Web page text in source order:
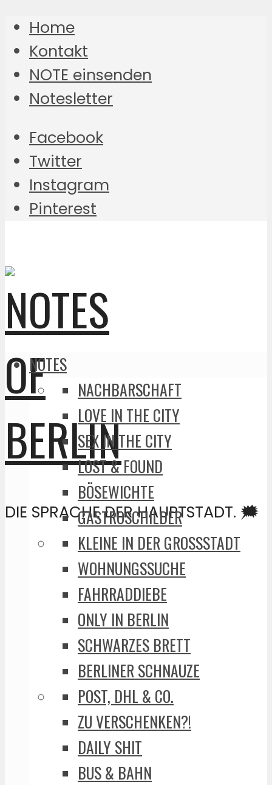
Home
Kontakt
NOTE einsenden
Notesletter
Facebook
Twitter
Instagram
Pinterest
DIE SPRACHE DER HAUPTSTADT. 🗯️
NOTES
NACHBARSCHAFT
LOVE IN THE CITY
SEX IN THE CITY
LOST & FOUND
BÖSEWICHTE
GASTROSCHILDER
KLEINE IN DER GROSSSTADT
WOHNUNGSSUCHE
FAHRRADDIEBE
ONLY IN BERLIN
SCHWARZES BRETT
BERLINER SCHNAUZE
POST, DHL & CO.
ZU VERSCHENKEN?!
DAILY SHIT
BUS & BAHN